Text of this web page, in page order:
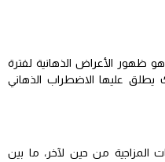
ظهور الأعراض الذهانية لفترة
يطلق عليها الاضطراب الذهاني
المزاجية من حين لآخر، ما بين